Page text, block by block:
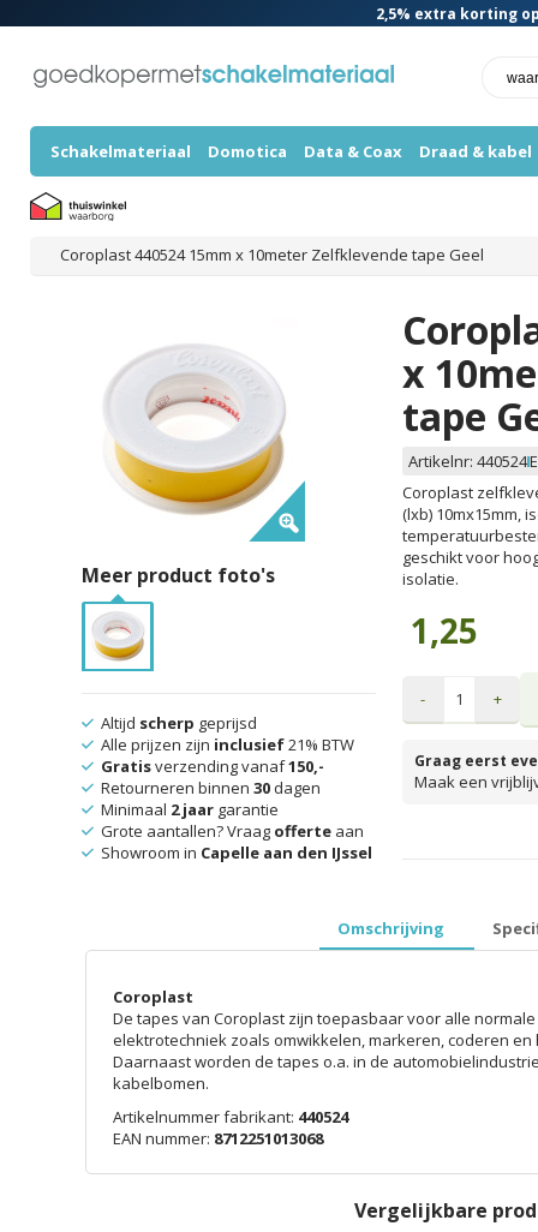
2,5% extra korting
Schakelmateriaal Domotica Data & Coax Draad & kabel
Coroplast 440524 15mm x 10meter Zelfklevende tape Geel
x
tape
Artikelnr: 440524
Coroplast
(lxb) 10mx15mm,
geschikt voor
isolatie.
1,25
- +
Graag eerst
Maak een
Meer product foto's
Altijd scherp geprijsd
Alle prijzen zijn inclusief21% BTW
Gratisverzending vanaf150,-
Retourneren binnen 30dagen
Minimaal 2 jaargarantie
Grote aantallen? Vraag offerteaan
Showroom in Capelle aan den IJssel
Omschrijving
Coroplast
De tapes van Coroplast zijn toepasbaar voor alle
elektrotechniek zoals omwikkelen, markeren, coderen
Daarnaast worden de tapes o.a. in de
kabelbomen.
Artikelnummer fabrikant: 440524
EAN nummer: 8712251013068
Vergelijkbare